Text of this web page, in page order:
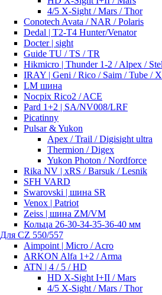
4/5 X-Sight / Mars / Thor
Conotech Avata / NAR / Polaris
Dedal | T2-T4 Hunter/Venator
Docter | sight
Guide TU / TS / TR
Hikmicro | Thunder 1-2 / Alpex /
IRAY | Geni / Rico / Saim / Tube /
LM шина
Nocpix Rico2 / ACE
Pard 1+2 | SA/NV008/LRF
Picatinny
Pulsar & Yukon
Apex / Trail / Digisight ultra
Thermion / Digex
Yukon Photon / Nordforce
Rika NV | xRS / Barsuk / Lesnik
SFH VARD
Swarovski | шина SR
Venox | Patriot
Zeiss | шина ZM/VM
Кольца 26-30-34-35-36-40 мм
Для CZ 550/557
Aimpoint | Micro / Acro
ARKON Alfa 1+2 / Arma
ATN | 4 / 5 / HD
HD X-Sight I+II / Mars
4/5 X-Sight / Mars / Thor